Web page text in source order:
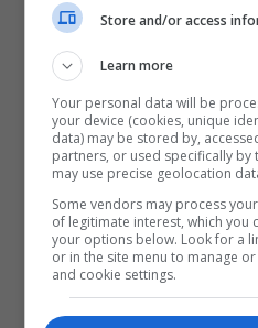
Store and/or access
Learn more
Your personal data will be
your device (cookies, unique
data) may be stored by,
partners, or used specifically by
may use precise geolocation
Some vendors may process
of legitimate interest, which you
your options below. Look for a
or in the site menu to manage
and cookie settings.